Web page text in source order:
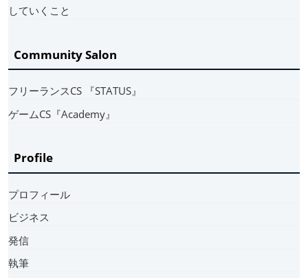
していくこと
Community Salon
フリーランスCS 『STATUS』
ゲームCS『Academy』
Profile
プロフィール
ビジネス
発信
執筆